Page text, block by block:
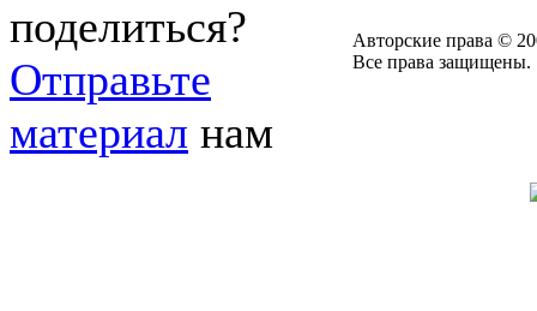
поделиться?
Отправьте
материал нам
Авторские права ©
Все права защищены.